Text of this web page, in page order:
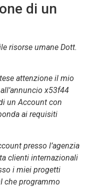
di un
risorse umane Dott.
attenzione il mio
x53f44
un Account con
ai requisiti
presso l’agenzia
clienti internazionali
i miei progetti
che programmo